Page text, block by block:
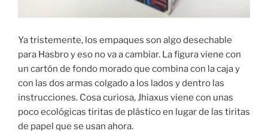
Ya tristemente, los empaques son algo desechable
para Hasbro y eso no va a cambiar. La figura viene con
un cartón de fondo morado que combina con la caja y
con las dos armas colgado a los lados y dentro las
instrucciones. Cosa curiosa, Jhiaxus viene con unas
poco ecológicas tiritas de plástico en lugar de las tiritas
de papel que se usan ahora.